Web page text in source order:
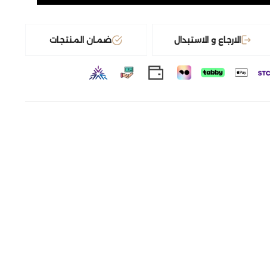
الارجاع و الاستبدال ضمان المنتجات